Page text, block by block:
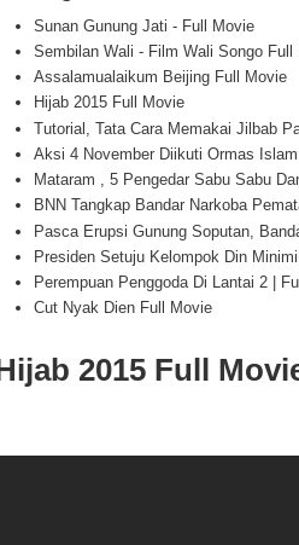
Sunan Gunung Jati - Full Movie
Sembilan Wali - Film Wali Songo Full
Assalamualaikum Beijing Full Movie
Hijab 2015 Full Movie
Tutorial, Tata Cara Memakai Jilbab
Aksi 4 November Diikuti Ormas
Mataram , 5 Pengedar Sabu Sabu
BNN Tangkap Bandar Narkoba
Pasca Erupsi Gunung Soputan,
Presiden Setuju Kelompok Din
Perempuan Penggoda Di Lantai 2 |
Cut Nyak Dien Full Movie
2015 Full